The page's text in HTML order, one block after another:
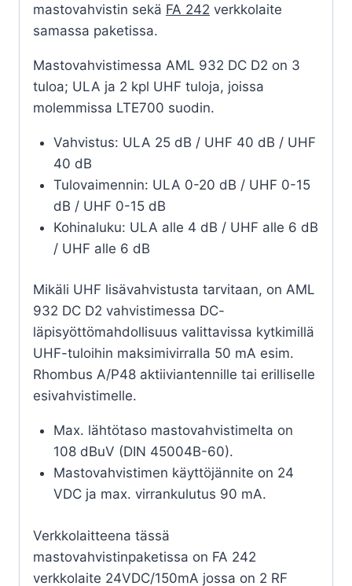
mastovahvistin sekä FA 242 verkkolaite
samassa paketissa.
Mastovahvistimessa AML 932 DC D2 on 3
tuloa; ULA ja 2 kpl UHF tuloja, joissa
molemmissa LTE700 suodin.
Vahvistus: ULA 25 dB / UHF 40 dB / UHF
40 dB
Tulovaimennin: ULA 0-20 dB / UHF 0-15
dB / UHF 0-15 dB
Kohinaluku: ULA alle 4 dB / UHF alle 6 dB
/ UHF alle 6 dB
Mikäli UHF lisävahvistusta tarvitaan, on AML
932 DC D2 vahvistimessa DC-
läpisyöttömahdollisuus valittavissa kytkimillä
UHF-tuloihin maksimivirralla 50 mA esim.
Rhombus A/P48 aktiiviantennille tai erilliselle
esivahvistimelle.
Max. lähtötaso mastovahvistimelta on
108 dBuV (DIN 45004B-60).
Mastovahvistimen käyttöjännite on 24
VDC ja max. virrankulutus 90 mA.
Verkkolaitteena tässä
mastovahvistinpaketissa on FA 242
verkkolaite 24VDC/150mA jossa on 2 RF